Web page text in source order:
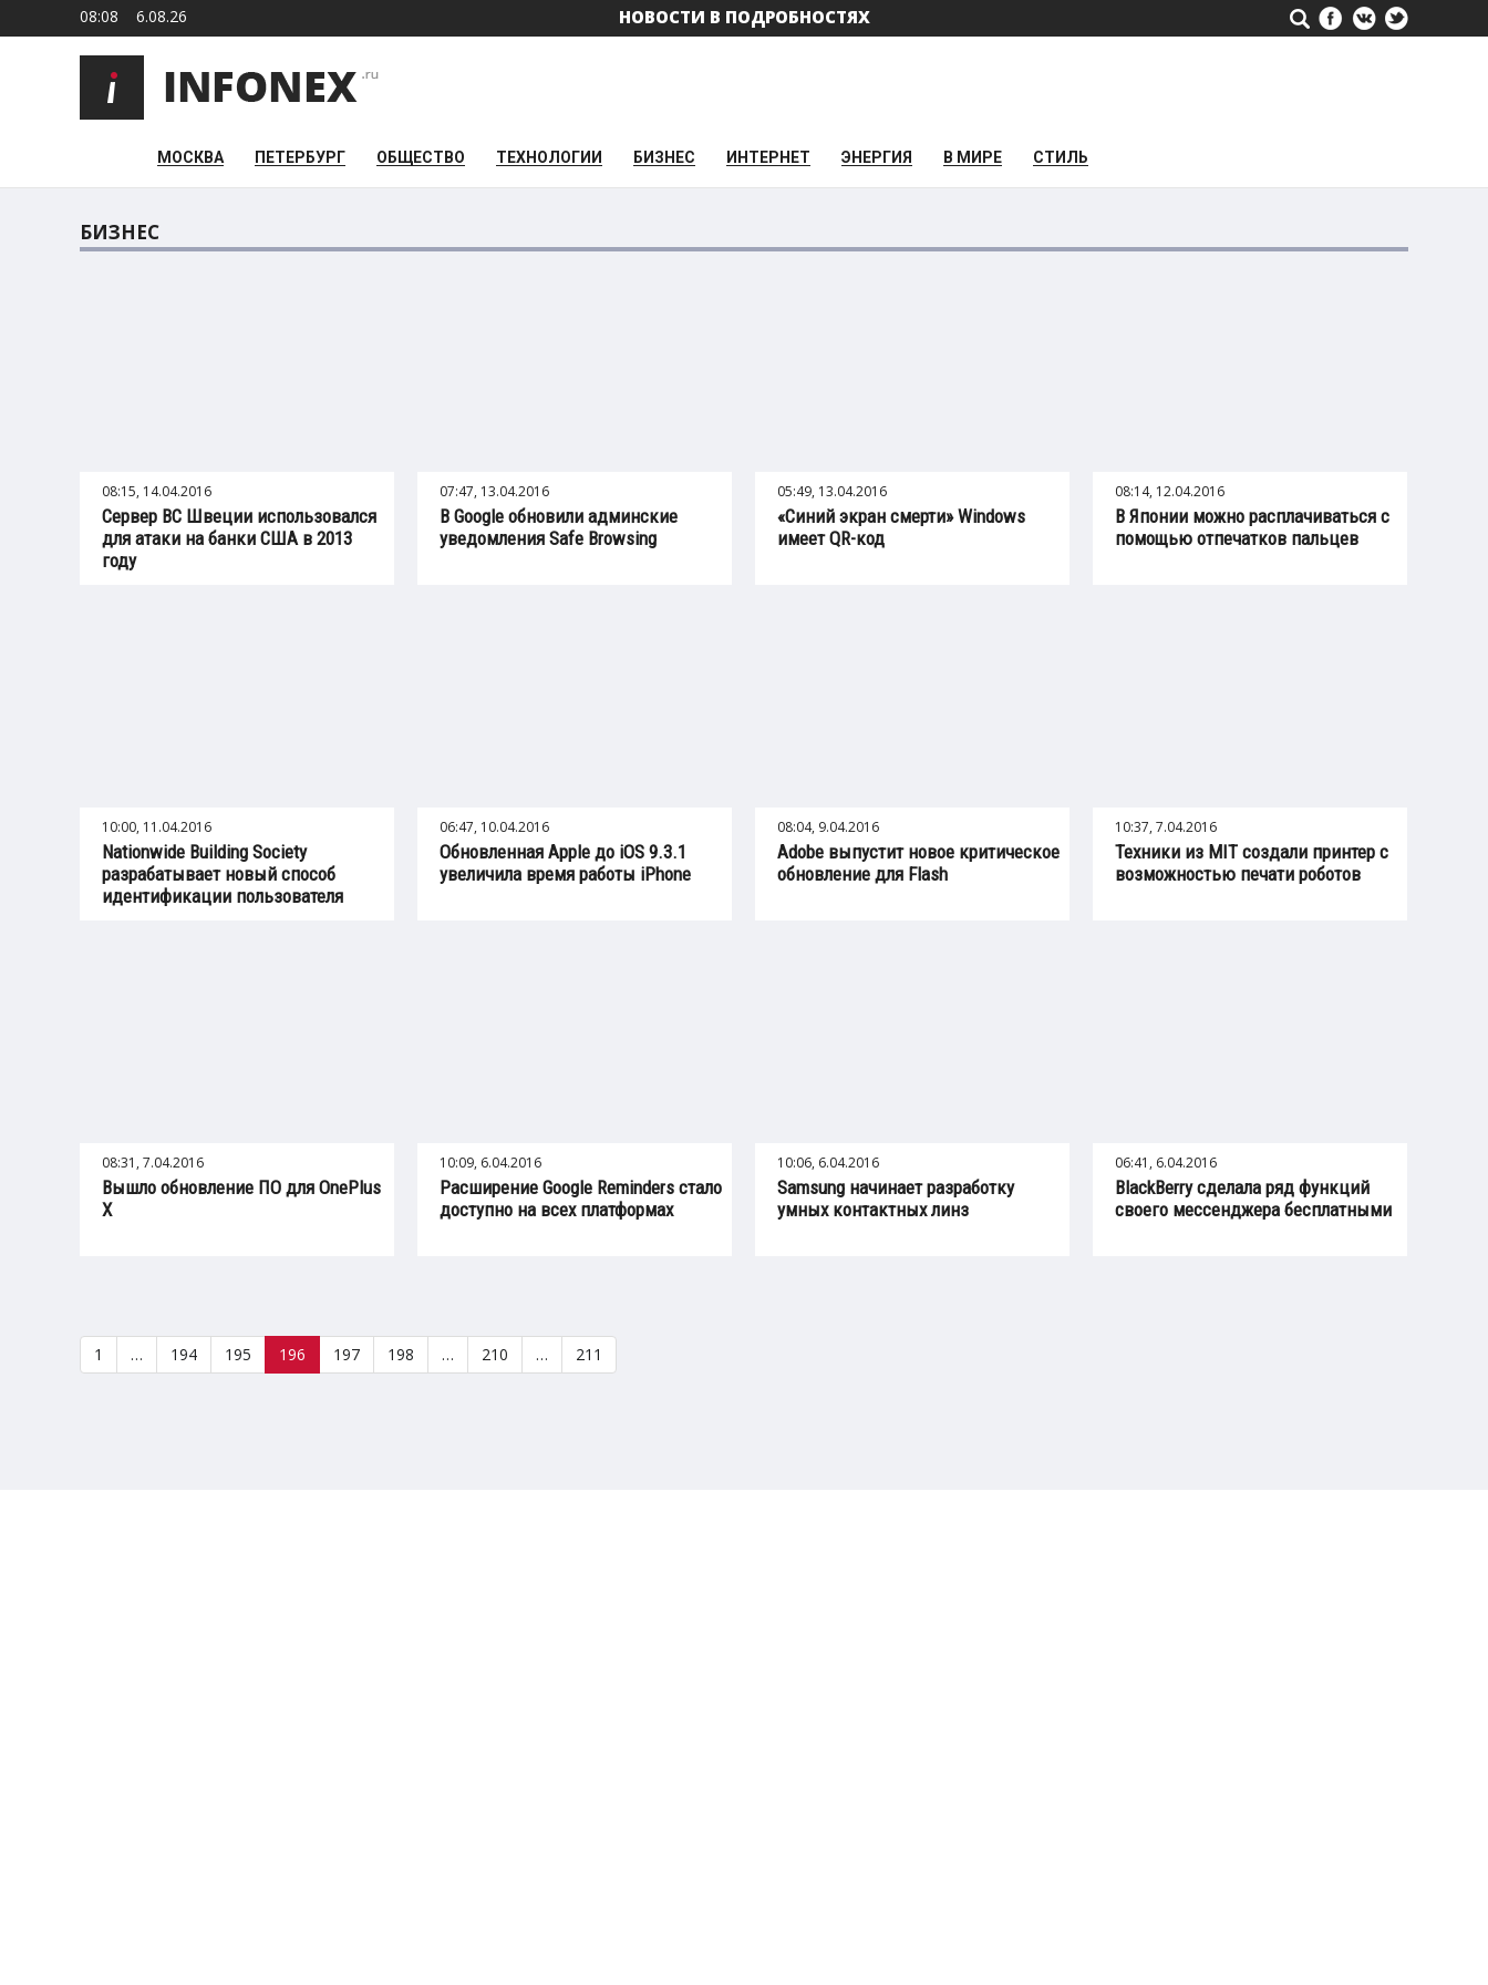
08:08 6.08.26 НОВОСТИ В ПОДРОБНОСТЯХ
МОСКВА ПЕТЕРБУРГ ОБЩЕСТВО ТЕХНОЛОГИИ БИЗНЕС ИНТЕРНЕТ ЭНЕРГИЯ В МИРЕ СТИЛЬ
БИЗНЕС
08:15, 14.04.2016
Сервер ВС Швеции использовался
для атаки на банки США в 2013
году
07:47, 13.04.2016
В Google обновили админские
уведомления Safe Browsing
05:49, 13.04.2016
«Синий экран смерти» Windows
имеет QR-код
08:14, 12.04.2016
В Японии можно расплачиваться с
помощью отпечатков пальцев
10:00, 11.04.2016
Nationwide Building Society
разрабатывает новый способ
идентификации пользователя
06:47, 10.04.2016
Обновленная Apple до iOS 9.3.1
увеличила время работы iPhone
08:04, 9.04.2016
Adobe выпустит новое критическое
обновление для Flash
10:37, 7.04.2016
Техники из MIT создали принтер с
возможностью печати роботов
08:31, 7.04.2016
Вышло обновление ПО для OnePlus
X
10:09, 6.04.2016
Расширение Google Reminders стало
доступно на всех платформах
10:06, 6.04.2016
Samsung начинает разработку
умных контактных линз
06:41, 6.04.2016
BlackBerry сделала ряд функций
своего мессенджера бесплатными
1 … 194 195 196 197 198 … 210 … 211